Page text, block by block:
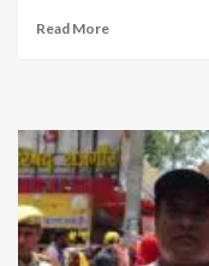
Read More